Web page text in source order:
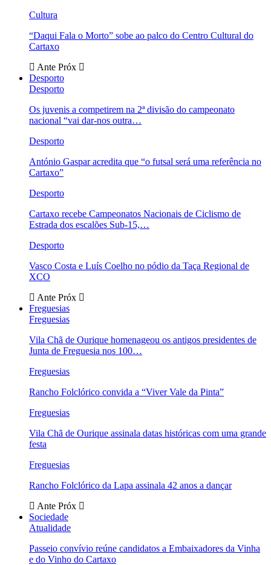
Cultura
“Daqui Fala o Morto” sobe ao palco do Centro Cultural do
Cartaxo
Ante Próx
Desporto
Desporto
Os juvenis a competirem na 2ª divisão do campeonato
nacional “vai dar-nos outra…
Desporto
António Gaspar acredita que “o futsal será uma referência no
Cartaxo”
Desporto
Cartaxo recebe Campeonatos Nacionais de Ciclismo de
Estrada dos escalões Sub-15,…
Desporto
Vasco Costa e Luís Coelho no pódio da Taça Regional de
XCO
Ante Próx
Freguesias
Freguesias
Vila Chã de Ourique homenageou os antigos presidentes de
Junta de Freguesia nos 100…
Freguesias
Rancho Folclórico convida a “Viver Vale da Pinta”
Freguesias
Vila Chã de Ourique assinala datas históricas com uma grande
festa
Freguesias
Rancho Folclórico da Lapa assinala 42 anos a dançar
Ante Próx
Sociedade
Atualidade
Passeio convívio reúne candidatos a Embaixadores da Vinha
e do Vinho do Cartaxo